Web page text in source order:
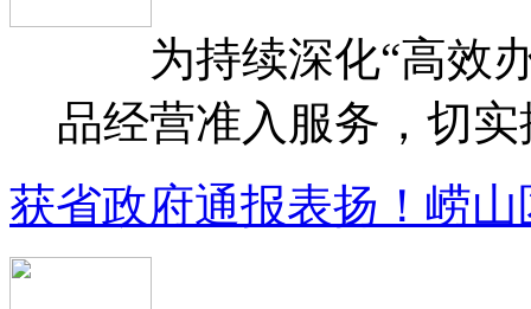
为持续深化“高效办
品经营准入服务，切
获省政府通报表扬！崂